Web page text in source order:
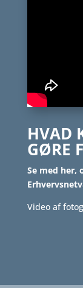
HVAD
GØRE
Se med her,
Video af